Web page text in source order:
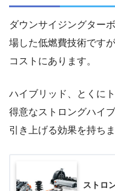
ダウンサイジングター
場した低燃費技術です
コストにあります。
ハイブリッド、とくに
得意なストロングハイ
引き上げる効果を持ちま
ストロ